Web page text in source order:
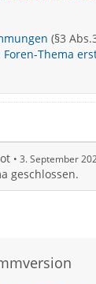
(§3
Foren-Thema
3. September
geschlossen.